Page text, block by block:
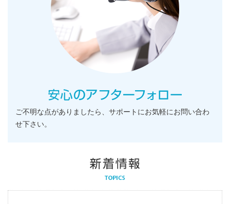
ご不明な点がありましたら、サポートにお気軽にお問い合わ
せ下さい。